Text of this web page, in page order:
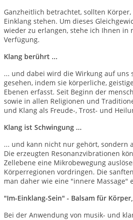
Ganzheitlich betrachtet, sollten Körper,
Einklang stehen. Um dieses
wieder zu erlangen, stehe ich Ihnen in
Verfügung.
Klang berührt ...
... und dabei wird die Wirkung auf uns
gesehen, indem sie körperliche,
Ebenen erfasst. Seit Beginn der
sowie in allen Religionen und
und Klang als Freude-, Trost- und
Klang ist Schwingung ...
... und kann nicht nur gehört, sondern
Die erzeugten Resonanzvibrationen
Zellebene eine Mikrobewegung
Körperregionen vordringen. Die
man daher wie eine "innere Massage"
"Im-Einklang-Sein" - Balsam für
Bei der Anwendung von musik- und